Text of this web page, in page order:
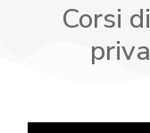
Corsi